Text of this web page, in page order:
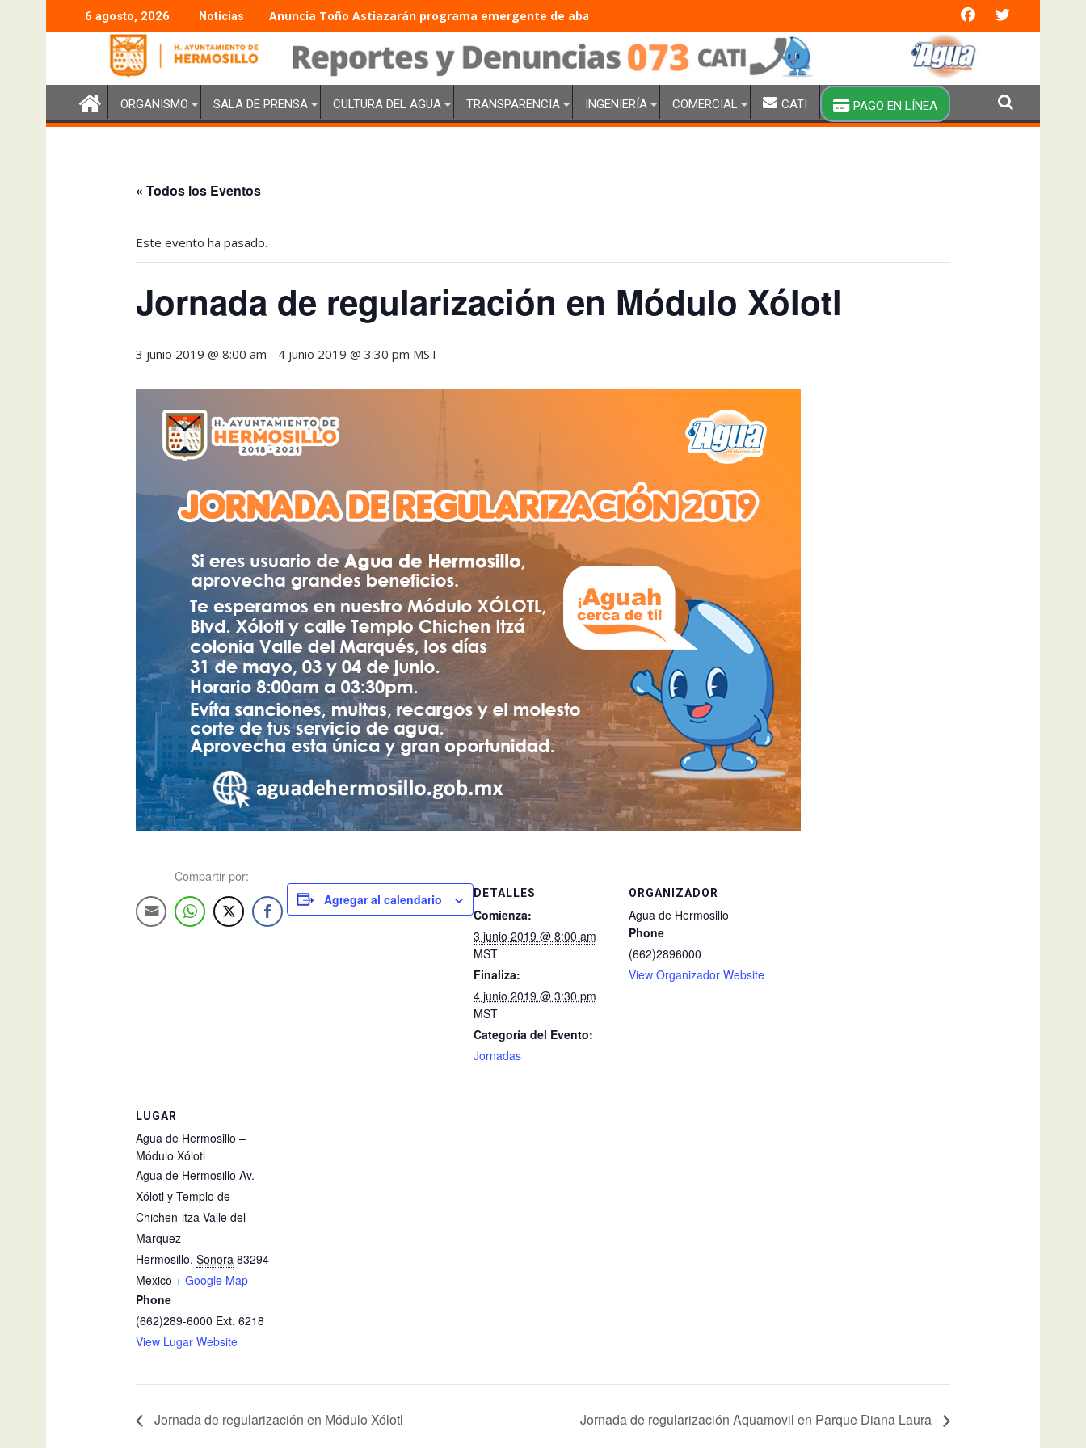
6 agosto, 2026 Noticias Anuncia Toño Astiazarán programa emergente de abasto de agua con inversión extraordinaria y brigadas especiales de pipas
ORGANISMO SALA DE PRENSA CULTURA DEL AGUA TRANSPARENCIA INGENIERÍA COMERCIAL CATI PAGO EN LÍNEA
« Todos los Eventos
Este evento ha pasado.
Jornada de regularización en Módulo Xólotl
3 junio 2019 @ 8:00 am - 4 junio 2019 @ 3:30 pm MST
Compartir por:
Agregar al calendario DETALLES
Comienza:
3 junio 2019 @ 8:00 am
MST
Finaliza:
4 junio 2019 @ 3:30 pm
MST
Categoría del Evento:
Jornadas
ORGANIZADOR
Agua de Hermosillo
Phone
(662)2896000
View Organizador Website
LUGAR
Agua de Hermosillo –
Módulo Xólotl
Agua de Hermosillo Av.
Xólotl y Templo de
Chichen-itza Valle del
Marquez
Hermosillo, Sonora 83294
Mexico + Google Map
Phone
(662)289-6000 Ext. 6218
View Lugar Website
Jornada de regularización en Módulo Xólotl Jornada de regularización Aquamovil en Parque Diana Laura